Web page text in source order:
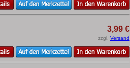
3,99 €
zzgl. Versand